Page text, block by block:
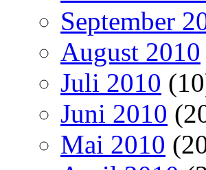
September
August 2010
Juli 2010
Juni 2010
Mai 2010